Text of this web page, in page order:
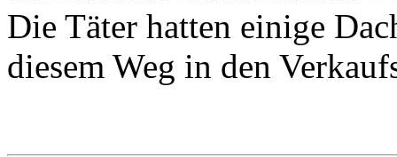
Die Täter hatten einige
diesem Weg in den